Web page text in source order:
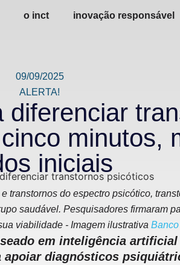
o inct inovação responsável
09/09/2025
ALERTA!
diferenciar
minutos,
iniciais
transtornos do espectro psicótico,
saudável. Pesquisadores firmaram
viabilidade - Imagem ilustrativa
em inteligência
apoiar diagnósticos